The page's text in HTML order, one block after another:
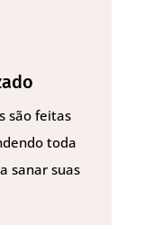
são feitas
toda
sanar suas